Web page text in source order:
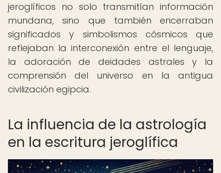
jeroglíficos no solo transmitían información
mundana, sino que también encerraban
significados y simbolismos cósmicos que
reflejaban la interconexión entre el lenguaje,
la adoración de deidades astrales y la
comprensión del universo en la antigua
civilización egipcia.
La influencia de la astrología
en la escritura jeroglífica